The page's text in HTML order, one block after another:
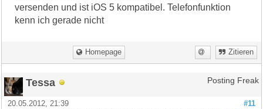
versenden und ist iOS 5 kompatibel. Telefonfunktion
kenn ich gerade nicht
Homepage Zitieren
Tessa Posting Freak
#11
20.05.2012, 21:39